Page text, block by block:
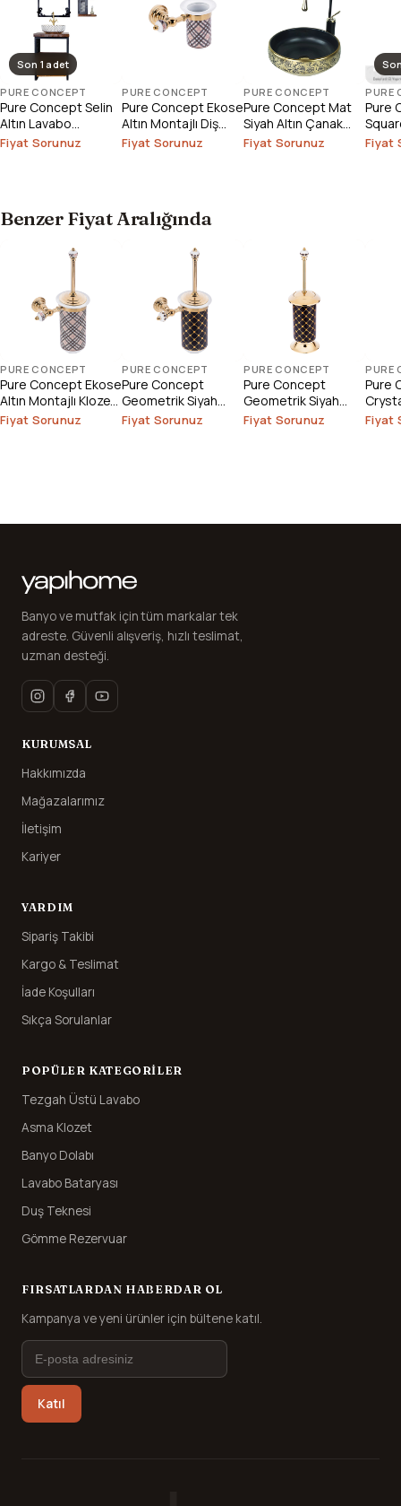
Son 1 adet
PURE CONCEPT
Pure Concept Selin
Altın Lavabo
Bataryası (Outlet)
Fiyat Sorunuz
PURE CONCEPT
Pure Concept Ekose
Altın Montajlı Diş
Fırçalık
Fiyat Sorunuz
PURE CONCEPT
Pure Concept Mat
Siyah Altın Çanak
Lavabo
Fiyat Sorunuz
PURE
Pure
Fiyat
Benzer Fiyat Aralığında
PURE CONCEPT
Pure Concept Ekose
Altın Montajlı Klozet
Fırçası
Fiyat Sorunuz
PURE CONCEPT
Pure Concept
Geometrik Siyah
Altın Montajlı Klozet
Fiyat Sorunuz
PURE CONCEPT
Pure Concept
Geometrik Siyah
Altın Klozet Fırçası
Fiyat Sorunuz
PURE
Pure
Klozet
Fiyat
Banyo ve mutfak için tüm markalar tek
adreste. Güvenli alışveriş, hızlı teslimat,
uzman desteği.
KURUMSAL
Hakkımızda
Mağazalarımız
İletişim
Kariyer
YARDIM
Sipariş Takibi
Kargo & Teslimat
İade Koşulları
Sıkça Sorulanlar
POPÜLER KATEGORILER
Tezgah Üstü Lavabo
Asma Klozet
Banyo Dolabı
Lavabo Bataryası
Duş Teknesi
Gömme Rezervuar
FIRSATLARDAN HABERDAR OL
Kampanya ve yeni ürünler için bültene katıl.
Katıl